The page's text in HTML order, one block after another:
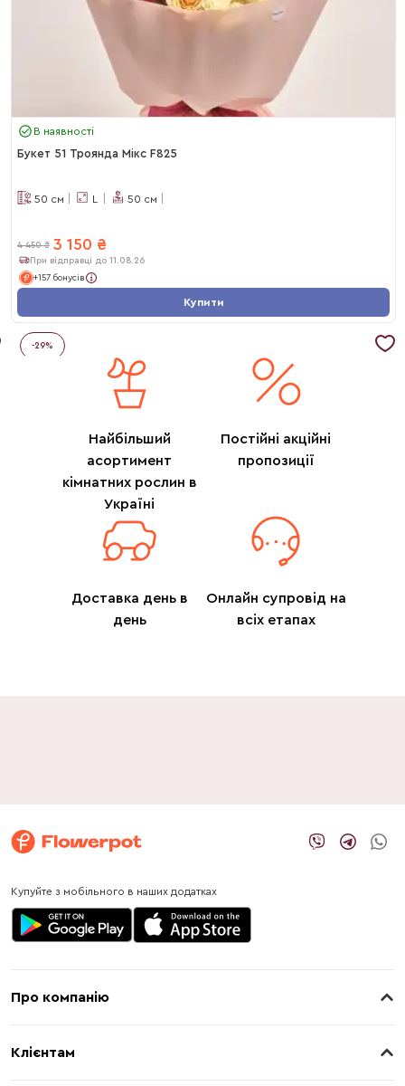
В наявності
Букет 51 Троянда Мікс F825
50 см L 50 см
4 450 ₴ 3 150 ₴
При відправці до 11.08.26
+157 бонусів
Купити
-29%
Найбільший
асортимент
кімнатних рослин в
Україні
Постійні акційні
пропозиції
Доставка день в
день
Онлайн супровід на
всіх етапах
Купуйте з мобільного в наших додатках
Про компанію
Клієнтам